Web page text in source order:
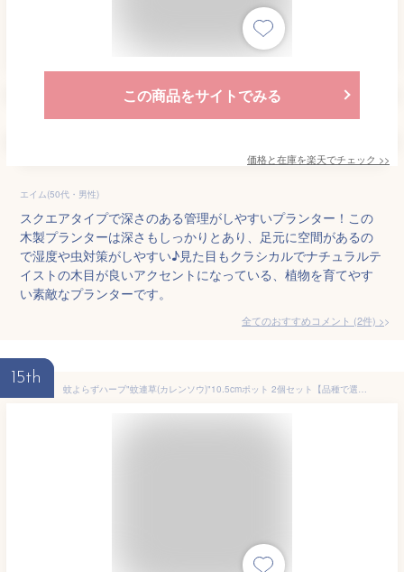
この商品をサイトでみる
価格と在庫を楽天でチェック >>
エイム(50代・男性)
スクエアタイプで深さのある管理がしやすいプランター！この
木製プランターは深さもしっかりとあり、足元に空間があるの
で湿度や虫対策がしやすい♪見た目もクラシカルでナチュラルテ
イストの木目が良いアクセントになっている、植物を育てやす
い素敵なプランターです。
全てのおすすめコメント (2件) >
15th
蚊よらずハーブ"蚊連草(カレンソウ)"10.5cmポット 2個セット【品種で選べるハーブ苗】【※出荷タイミングにより、苗の大きさは多少大きくなったり小さくなったりしますが、生育に問題が無い苗を選んで出荷します。植物ですので多少の葉傷み等がある場合もございますが、あらかじめ、ご了承下さい】